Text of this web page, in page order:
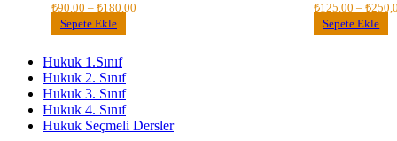
₺90,00 – ₺180,00
Sepete Ekle
ürünün
fazla
varyasyonu
var.
Seçenekler
ürün
₺125,00 –₺
Sepete Ekle
Hukuk 1.Sınıf
Hukuk 2. Sınıf
Hukuk 3. Sınıf
Hukuk 4. Sınıf
Hukuk Seçmeli Dersler